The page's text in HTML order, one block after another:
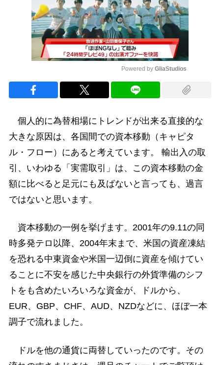
Powered by GliaStudios
個人的に為替相場にトレンドが出来る直接的な
大きな原因は、各国間での資本移動（キャピタ
ル・フロー）にあると考えています。 輸出入の取
引、いわゆる「実需取引」は、この資本移動の金
額に比べると足元にも及ばないと言っても、過言
ではないと思います。
資本移動の一例を挙げます。2001年の9.11の同
時多発テロ以降、2004年末まで、米国の資産凍結
を恐れる中東資金や米国一辺倒に資産を傾けてい
ることに不安を感じた中央銀行の外貨準備のシフ
トをも含めたいろいろな資金が、ドルから、
EUR、GBP、CHF、AUD、NZDなどに、ほぼ一本
調子で流れました。
ドルを他の通貨に両替していったのです。その